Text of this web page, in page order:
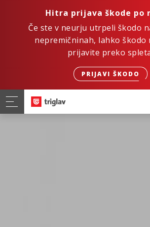
Hitra prijava škode po
Če ste v neurju utrpeli škodo
nepremičninah, lahko škodo
prijavite preko
PRIJAVI ŠKODO